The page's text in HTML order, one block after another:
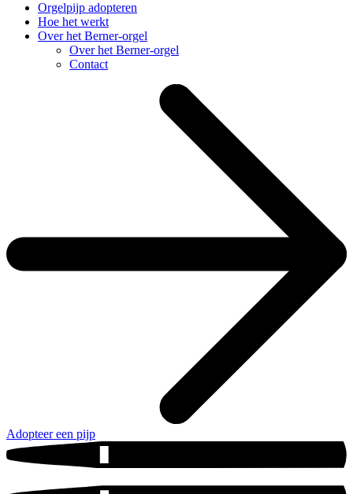
Orgelpijp adopteren
Hoe het werkt
Over het Berner-orgel
Over het Berner-orgel
Contact
Adopteer een pijp